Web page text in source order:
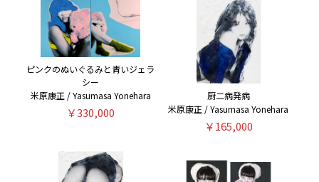
ピンクのぬいぐるみと青いジェラ
シー
米原康正 / Yasumasa Yonehara
￥330,000
厨二病発病
米原康正 / Yasumasa Yonehara
￥165,000